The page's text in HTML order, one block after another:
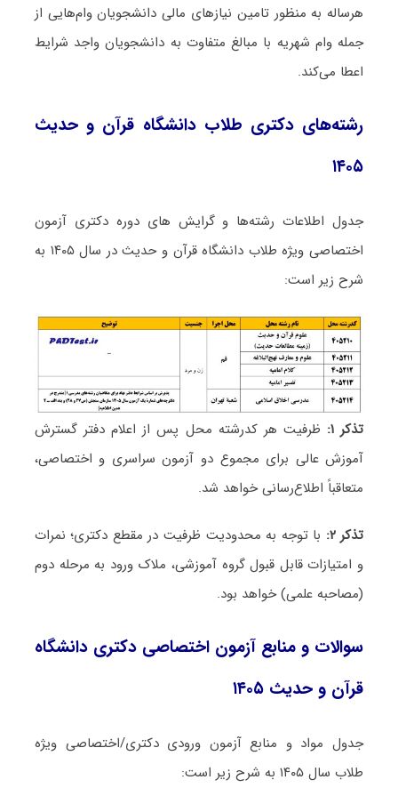
هرساله به منظور تامین نیازهای مالی دانشجویان وام‌هایی از
جمله وام شهریه با مبالغ متفاوت به دانشجویان واجد شرایط
اعطا می‌کند.
رشته‌های دکتری طلاب دانشگاه قرآن و حدیث
۱۴۰۵
جدول اطلاعات رشته‌ها و گرایش های دوره دکتری آزمون
اختصاصی ویژه طلاب دانشگاه قرآن و حدیث در سال ۱۴۰۵ به
شرح زیر است:
تذکر ۱:
ظرفیت هر کدرشته محل پس از اعلام دفتر گسترش
آموزش عالی برای مجموع دو آزمون سراسری و اختصاصی،
متعاقباً اطلاع‌رسانی خواهد شد.
تذکر ۲:
با توجه به محدودیت ظرفیت در مقطع دکتری؛ نمرات
و امتیازات قابل قبول گروه آموزشی، ملاک ورود به مرحله دوم
(مصاحبه علمی) خواهد بود.
سوالات و منابع آزمون اختصاصی دکتری دانشگاه
قرآن و حدیث ۱۴۰۵
جدول مواد و منابع آزمون ورودی دکتری/اختصاصی ویژه
طلاب سال ۱۴۰۵ به شرح زیر است: